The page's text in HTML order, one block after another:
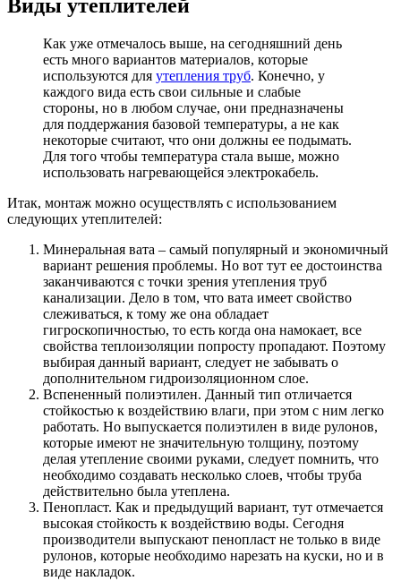
Виды утеплителей
Как уже отмечалось выше, на сегодняшний день
есть много вариантов материалов, которые
используются для утепления труб. Конечно, у
каждого вида есть свои сильные и слабые
стороны, но в любом случае, они предназначены
для поддержания базовой температуры, а не как
некоторые считают, что они должны ее подымать.
Для того чтобы температура стала выше, можно
использовать нагревающейся электрокабель.
Итак, монтаж можно осуществлять с использованием
следующих утеплителей:
Минеральная вата – самый популярный и экономичный
вариант решения проблемы. Но вот тут ее достоинства
заканчиваются с точки зрения утепления труб
канализации. Дело в том, что вата имеет свойство
слеживаться, к тому же она обладает
гигроскопичностью, то есть когда она намокает, все
свойства теплоизоляции попросту пропадают. Поэтому
выбирая данный вариант, следует не забывать о
дополнительном гидроизоляционном слое.
Вспененный полиэтилен. Данный тип отличается
стойкостью к воздействию влаги, при этом с ним легко
работать. Но выпускается полиэтилен в виде рулонов,
которые имеют не значительную толщину, поэтому
делая утепление своими руками, следует помнить, что
необходимо создавать несколько слоев, чтобы труба
действительно была утеплена.
Пенопласт. Как и предыдущий вариант, тут отмечается
высокая стойкость к воздействию воды. Сегодня
производители выпускают пенопласт не только в виде
рулонов, которые необходимо нарезать на куски, но и в
виде накладок.